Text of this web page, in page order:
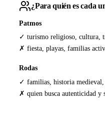
¿Para quién es cada
Patmos
✓ turismo religioso, cultura,
✗ fiesta, playas, familias
Rodas
✓ familias, historia medieval,
✗ quien busca autenticidad y